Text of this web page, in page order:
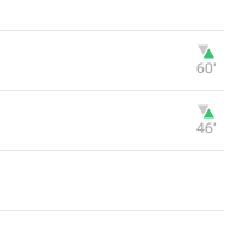
60‎’‎
46‎’‎